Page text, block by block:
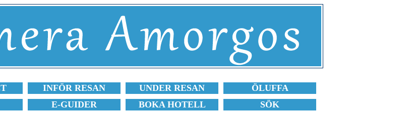
INFÖR RESAN UNDER RESAN
ÖLUFFA
E-GUIDER BOKA HOTELL SÖK